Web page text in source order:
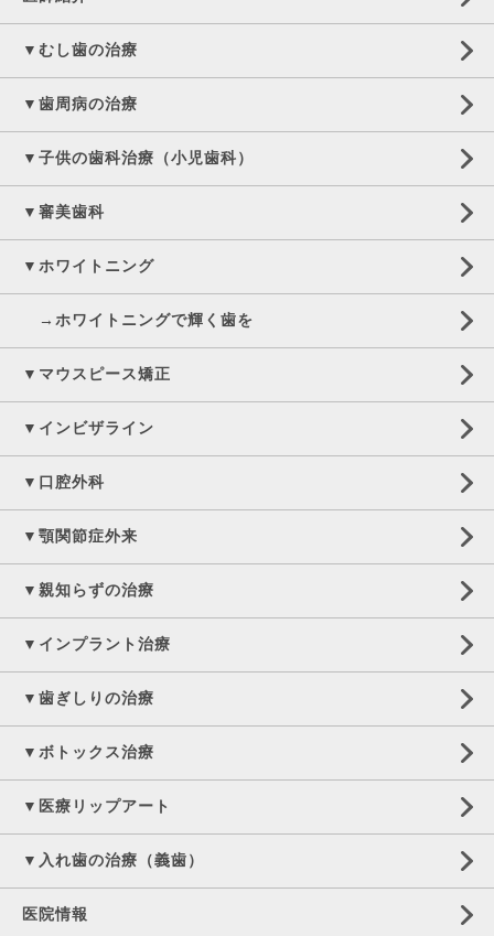
▼むし歯の治療
▼歯周病の治療
▼子供の歯科治療（小児歯科）
▼審美歯科
▼ホワイトニング
→ホワイトニングで輝く歯を
▼マウスピース矯正
▼インビザライン
▼口腔外科
▼顎関節症外来
▼親知らずの治療
▼インプラント治療
▼歯ぎしりの治療
▼ボトックス治療
▼医療リップアート
▼入れ歯の治療（義歯）
医院情報